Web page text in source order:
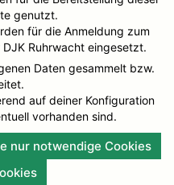
Plätze.
belegten Simon Kocks (500m,
Schüpler B), Jakob Vöing
männliche Jugend) sowie
und Moritz Binder
genutzt.
für die Anmeldung zum
Ruhrwacht eingesetzt.
Daten gesammelt bzw.
auf deiner Konfiguration
vorhanden sind.
nur notwendige Cookies